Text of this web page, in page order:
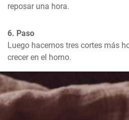
reposar una hora.
6. Paso
Luego hacemos tres cortes más
crecer en el horno.